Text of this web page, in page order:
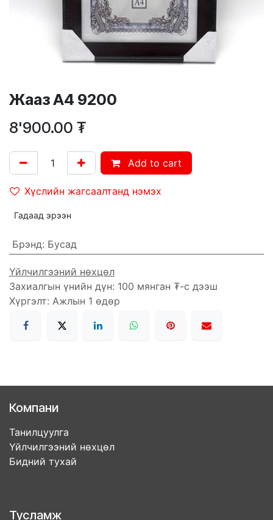
Жааз А4 9200
8'900.00 ₮
Add to cart
Хүслийн жагсаалтанд нэмэх
Гадаад эрээн
Брэнд: Бусад
Үйлчилгээний нөхцөл
Захиалгын үнийн дүн: 100 мянган ₮-с дээш
Хүргэлт: Ажлын 1 өдөр
Компани
Танилцуулга
Үйлчилгээний нөхцөл
Бидний тухай
Тусламж